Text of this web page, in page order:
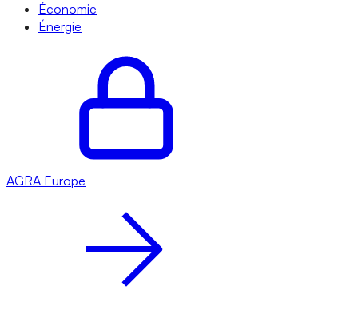
Économie
Énergie
AGRA Europe